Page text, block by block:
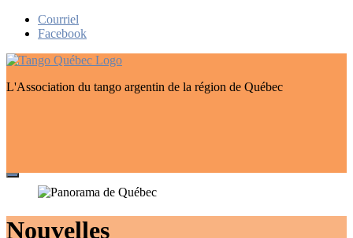
Skip
Courriel
Facebook
L'Association du tango argentin de la région de Québec
Nouvelles